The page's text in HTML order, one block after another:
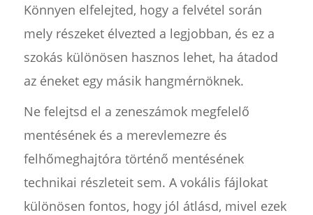
Könnyen elfelejted, hogy a felvétel során
mely részeket élvezted a legjobban, és ez a
szokás különösen hasznos lehet, ha átadod
az éneket egy másik hangmérnöknek.
Ne felejtsd el a zeneszámok megfelelő
mentésének és a merevlemezre és
felhőmeghajtóra történő mentésének
technikai részleteit sem. A vokális fájlokat
különösen fontos, hogy jól átlásd, mivel ezek